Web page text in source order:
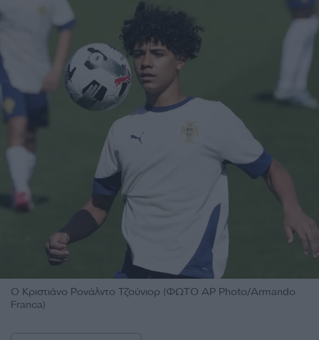
Ο Κριστιάνο Ρονάλντο Τζούνιορ (ΦΩΤΟ AP Photo/Armando
Franca)